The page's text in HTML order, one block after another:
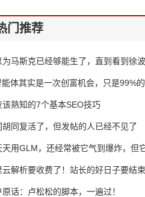
门推荐
为马斯克已经够能生了，直到看到
能体其实是一次创富机会，只是99%
了
该熟知的7个基本SEO技巧
胡同复活了，但发帖的人已经不见了
天用GLM，还经常被它气到爆炸，但
亿
云解析要收费了！站长的好日子要结
原话：卢松松的脚本，一遍过！